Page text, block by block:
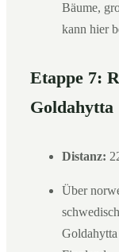
Bäume,
kann hier
Etappe 7:
Goldahytta
Distanz:
Über